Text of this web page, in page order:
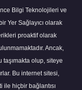
Bilgi Teknolojileri ve
Yer Sağlayıcı olarak
proaktif olarak
Ancak,
olup, siteye
Bu internet sitesi,
ile hiçbir bağlantısı